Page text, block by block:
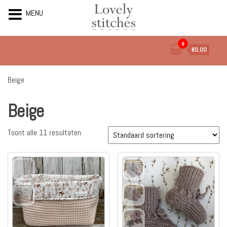
de
inhoud
0
€0.00
Beige
Beige
Toont alle 11 resultaten
MENU